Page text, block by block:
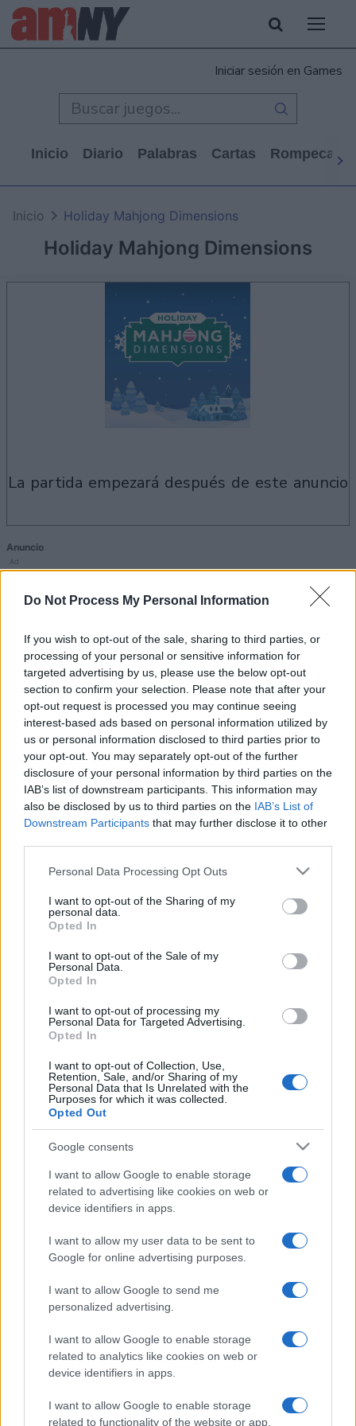
Do Not Process My Personal Information
If you wish to opt-out of the sale, sharing to third parties, or
processing of your personal or sensitive information for
targeted advertising by us, please use the below opt-out
section to confirm your selection. Please note that after your
opt-out request is processed you may continue seeing
interest-based ads based on personal information utilized by
us or personal information disclosed to third parties prior to
your opt-out. You may separately opt-out of the further
disclosure of your personal information by third parties on the
IAB’s list of downstream participants. This information may
also be disclosed by us to third parties on the IAB’s List of
Downstream Participants that may further disclose it to other
Please note that this website/app uses one or more Google
not limited to your visit or usage behaviour. You may click to
grant or deny consent to Google and its third-party tags to
use your data for below specified purposes in below Google
consent section.
Personal Data Processing Opt Outs
I want to opt-out of the Sharing of my
personal data.
Opted In
I want to opt-out of the Sale of my
Personal Data.
Opted In
I want to opt-out of processing my
Personal Data for Targeted Advertising.
Opted In
I want to opt-out of Collection, Use,
Retention, Sale, and/or Sharing of my
Personal Data that Is Unrelated with the
Purposes for which it was collected.
Opted Out
Google consents
I want to allow Google to enable storage
related to advertising like cookies on web or
device identifiers in apps.
I want to allow my user data to be sent to
Google for online advertising purposes.
I want to allow Google to send me
personalized advertising.
I want to allow Google to enable storage
related to analytics like cookies on web or
device identifiers in apps.
I want to allow Google to enable storage
related to functionality of the website or app.
Iniciar sesión en Games
Inicio Diario Palabras Cartas
Holiday Mahjong Dimensions
Inicio Holiday Mahjong Dimensions
la partida empezará después de este anuncio
Anuncio
Ad
también podría gustarte:
Ver todos
Récords
Hoy Esta semana Este mes
Holiday Mahjong Dimensions
Descripción
Hecho por amantes del mahjong para amantes del
mahjong. ¡Juega gratis online! No se requiere descarga
ni instalación.
Cómo jugar a Holiday Mahjong
Dimensions
clásico juego de estrategia. ¡Disfruta de una tanda de
niveles completamente nuevos con canciones navideñas
y fichas que representan adornos, luces y árboles de
Navidad y mucho más! Las reglas del mahjong son muy
tengan el mismo símbolo. Solo se puede hacer clic en
las fichas libres, y se considerará libre una ficha que no
esté bloqueada a izquierda y derecha en el momento de
descubrirla. Como Papá Noel, ¡deberás completar todos
los niveles antes de que se agote el tiempo!